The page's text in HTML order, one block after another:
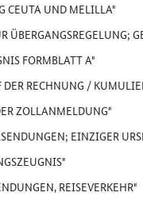
CEUTA UND MELILLA"
ÜBERGANGSREGELUNG;
FORMBLATT A"
RECHNUNG /
ZOLLANMELDUNG"
EINZIGER
REISEVERKEHR"